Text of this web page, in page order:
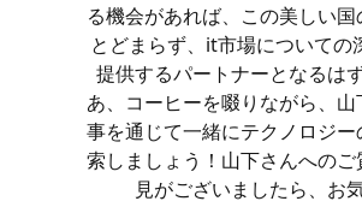
る機会があれば、この美しい
とどまらず、it市場についての
提供するパートナーとなるは
あ、コーヒーを啜りながら、
事を通じて一緒にテクノロジー
索しましょう！山下さんへの
見がございましたら、お